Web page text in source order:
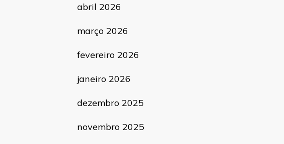
abril 2026
março 2026
fevereiro 2026
janeiro 2026
dezembro 2025
novembro 2025